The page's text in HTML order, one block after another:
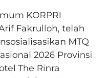
KORPRI
Fakrulloh, telah
MTQ
2026 Provinsi
The Rinra